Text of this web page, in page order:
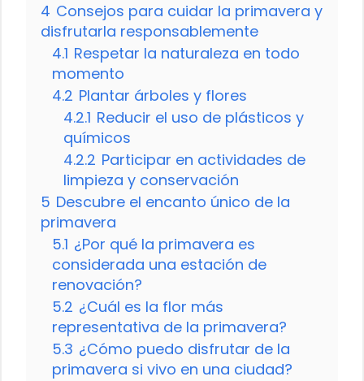
4 Consejos para cuidar la primavera y
disfrutarla responsablemente
4.1 Respetar la naturaleza en todo
momento
4.2 Plantar árboles y flores
4.2.1 Reducir el uso de plásticos y
químicos
4.2.2 Participar en actividades de
limpieza y conservación
5 Descubre el encanto único de la
primavera
5.1 ¿Por qué la primavera es
considerada una estación de
renovación?
5.2 ¿Cuál es la flor más
representativa de la primavera?
5.3 ¿Cómo puedo disfrutar de la
primavera si vivo en una ciudad?